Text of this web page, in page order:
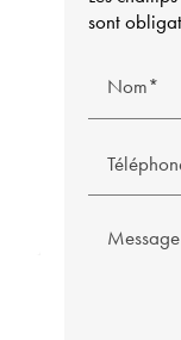
sont
Nom*